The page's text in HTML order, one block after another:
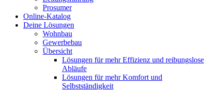
Prosumer
Online-Katalog
Deine Lösungen
Wohnbau
Gewerbebau
Übersicht
Lösungen für mehr Effizienz und reibungslose
Abläufe
Lösungen für mehr Komfort und
Selbstständigkeit